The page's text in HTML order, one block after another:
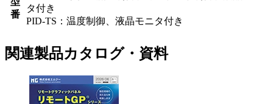
番
タ付き
PID-TS：温度制御、液晶モニタ付き
関連製品カタログ・資料